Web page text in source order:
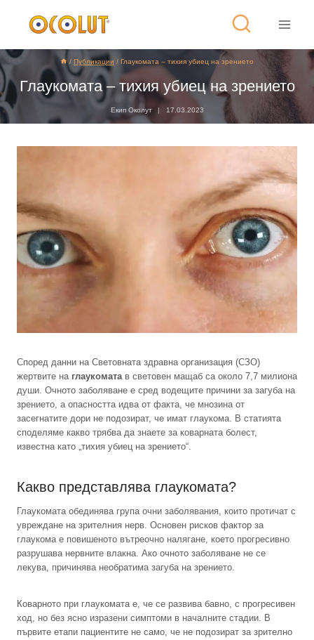
/ Публикации / Глаукомата – тихия убиец на зрението
Глаукомата – тихия убиец на зрението
Екип Околут 17.03.2023
Според данни на Световната здравна организация (СЗО)
жертвите на глаукоматав световен мащаб са около 7,7 милиона
души. Очното заболяване е сред водещите причини за загуба на
зрението, а опасността идва от факта, че мнозина от
засегнатите дори не подозират, че имат глаукома. В статията
споделяме какво трябва да знаете за коварната болест,
известна като „тихия убиец на зрението“.
Какво представлява глаукомата?
Глаукомата обединява група очни заболявания, които протичат с
увреждане на зрителния нерв. Основен рисков фактор за
глаукома е повишеното вътреочно налягане, което прогресивно
разрушава нервните влакна. Ако очното заболяване не се
лекува, причинява необратима загуба на зрението.
Коварното при глаукомата е, че се развива бавно, с прогресивен
ход, но без ясно изразени симптоми в началните стадии. В
първите етапи пациентите не само, че не подозират за зрително